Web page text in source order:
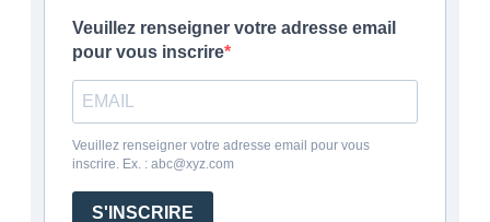
Veuillez renseigner votre adresse email
pour vous inscrire
Veuillez renseigner votre adresse email pour vous
inscrire. Ex. : abc@xyz.com
S'INSCRIRE